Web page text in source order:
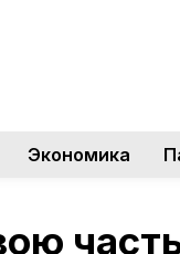
Экономика